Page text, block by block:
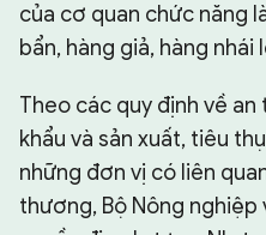
của cơ quan chức năng
bẩn, hàng giả, hàng nhái
Theo các quy định về
khẩu và sản xuất, tiêu
những đơn vị có liên
thương, Bộ Nông